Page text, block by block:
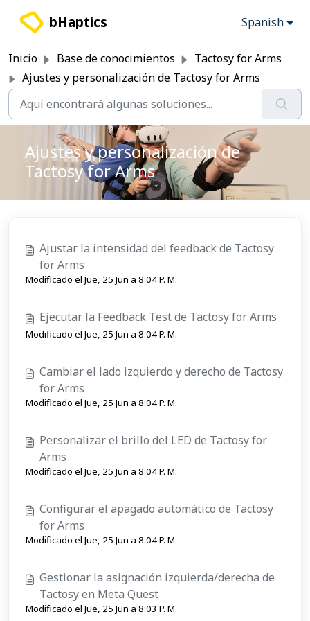
bHaptics Spanish
Inicio Base de conocimientos
Tactosy for Arms
Ajustes y personalización de Tactosy for Arms
Ajustes y personalización de
Tactosy for Arms
Ajustar la intensidad del feedback de Tactosy
for Arms
Modificado el Jue, 25 Jun a 8:04 P. M.
Ejecutar la Feedback Test de Tactosy for Arms
Modificado el Jue, 25 Jun a 8:04 P. M.
Cambiar el lado izquierdo y derecho de Tactosy
for Arms
Modificado el Jue, 25 Jun a 8:04 P. M.
Personalizar el brillo del LED de Tactosy for
Arms
Modificado el Jue, 25 Jun a 8:04 P. M.
Configurar el apagado automático de Tactosy
for Arms
Modificado el Jue, 25 Jun a 8:04 P. M.
Gestionar la asignación izquierda/derecha de
Tactosy en Meta Quest
Modificado el Jue, 25 Jun a 8:03 P. M.